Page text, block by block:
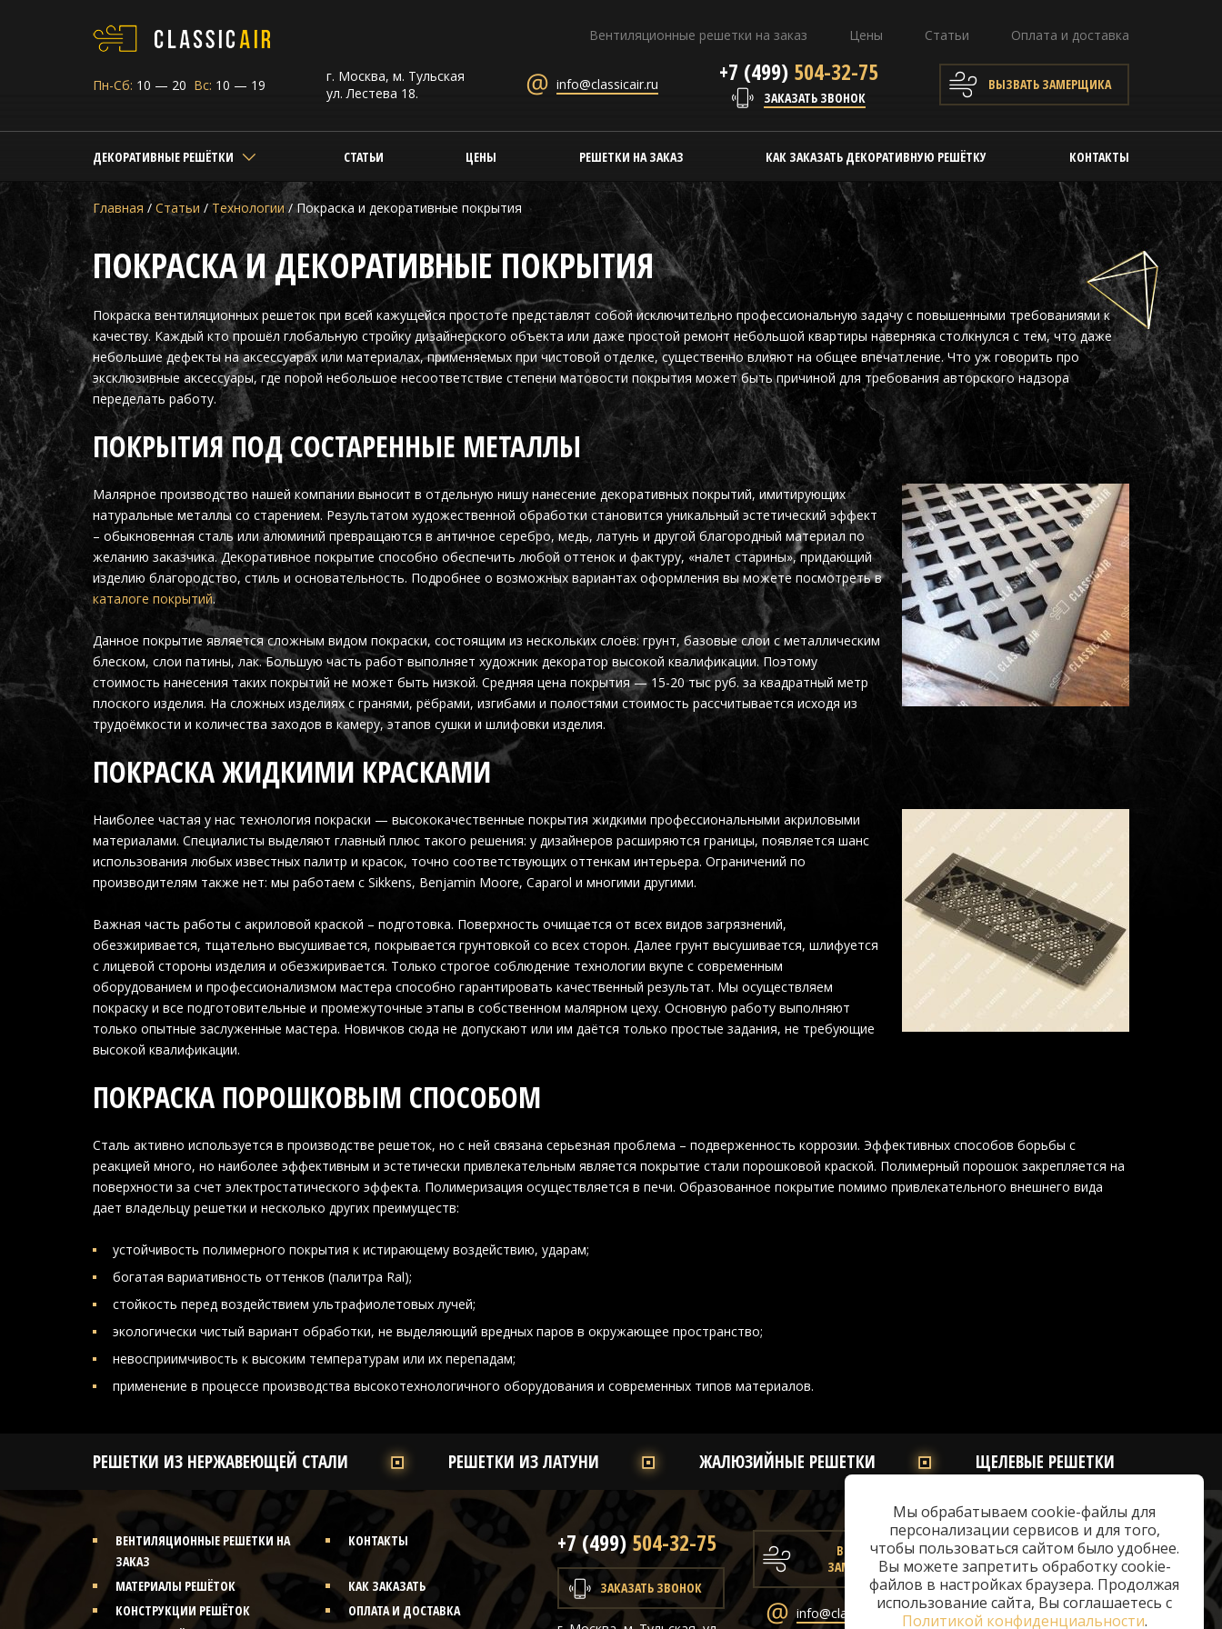
Мы обрабатываем cookie-файлы для
персонализации сервисов и для того,
чтобы пользоваться сайтом было удобнее.
Вы можете запретить обработку cookie-
файлов в настройках браузера. Продолжая
использование сайта, Вы соглашаетесь с
Политикой конфиденциальности.
Вентиляционные решетки на заказ Цены Статьи Оплата и доставка
Пн-Сб: 10 — 20 Вс: 10 — 19
г. Москва, м. Тульская
ул. Лестева 18.
info@classicair.ru +7 (499)504-32-75
ЗАКАЗАТЬ ЗВОНОК
ВЫЗВАТЬ ЗАМЕРЩИКА
ДЕКОРАТИВНЫЕ РЕШЁТКИ СТАТЬИ ЦЕНЫ РЕШЕТКИ НА ЗАКАЗ КАК ЗАКАЗАТЬ ДЕКОРАТИВНУЮ РЕШЁТКУ КОНТАКТЫ
Главная / Статьи /Технологии/Покраска и декоративные покрытия
ПОКРАСКА И ДЕКОРАТИВНЫЕ ПОКРЫТИЯ
Покраска вентиляционных решеток при всей кажущейся простоте представлят собой исключительно профессиональную задачу с повышенными требованиями к
качеству. Каждый кто прошёл глобальную стройку дизайнерского объекта или даже простой ремонт небольшой квартиры наверняка столкнулся с тем, что даже
небольшие дефекты на аксессуарах или материалах, применяемых при чистовой отделке, существенно влияют на общее впечатление. Что уж говорить про
эксклюзивные аксессуары, где порой небольшое несоответствие степени матовости покрытия может быть причиной для требования авторского надзора
переделать работу.
ПОКРЫТИЯ ПОД СОСТАРЕННЫЕ МЕТАЛЛЫ
Малярное производство нашей компании выносит в отдельную нишу нанесение декоративных покрытий, имитирующих
натуральные металлы со старением. Результатом художественной обработки становится уникальный эстетический эффект
– обыкновенная сталь или алюминий превращаются в античное серебро, медь, латунь и другой благородный материал по
желанию заказчика. Декоративное покрытие способно обеспечить любой оттенок и фактуру, «налет старины», придающий
изделию благородство, стиль и основательность. Подробнее о возможных вариантах оформления вы можете посмотреть в
каталоге покрытий.
Данное покрытие является сложным видом покраски, состоящим из нескольких слоёв: грунт, базовые слои с металлическим
блеском, слои патины, лак. Большую часть работ выполняет художник декоратор высокой квалификации. Поэтому
стоимость нанесения таких покрытий не может быть низкой. Средняя цена покрытия — 15-20 тыс руб. за квадратный метр
плоского изделия. На сложных изделиях с гранями, рёбрами, изгибами и полостями стоимость рассчитывается исходя из
трудоёмкости и количества заходов в камеру, этапов сушки и шлифовки изделия.
ПОКРАСКА ЖИДКИМИ КРАСКАМИ
Наиболее частая у нас технология покраски — высококачественные покрытия жидкими профессиональными акриловыми
материалами. Специалисты выделяют главный плюс такого решения: у дизайнеров расширяются границы, появляется шанс
использования любых известных палитр и красок, точно соответствующих оттенкам интерьера. Ограничений по
производителям также нет: мы работаем с Sikkens, Benjamin Moore, Caparol и многими другими.
Важная часть работы с акриловой краской – подготовка. Поверхность очищается от всех видов загрязнений,
обезжиривается, тщательно высушивается, покрывается грунтовкой со всех сторон. Далее грунт высушивается, шлифуется
с лицевой стороны изделия и обезжиривается. Только строгое соблюдение технологии вкупе с современным
оборудованием и профессионализмом мастера способно гарантировать качественный результат. Мы осуществляем
покраску и все подготовительные и промежуточные этапы в собственном малярном цеху. Основную работу выполняют
только опытные заслуженные мастера. Новичков сюда не допускают или им даётся только простые задания, не требующие
высокой квалификации.
ПОКРАСКА ПОРОШКОВЫМ СПОСОБОМ
Сталь активно используется в производстве решеток, но с ней связана серьезная проблема – подверженность коррозии. Эффективных способов борьбы с
реакцией много, но наиболее эффективным и эстетически привлекательным является покрытие стали порошковой краской. Полимерный порошок закрепляется на
поверхности за счет электростатического эффекта. Полимеризация осуществляется в печи. Образованное покрытие помимо привлекательного внешнего вида
дает владельцу решетки и несколько других преимуществ:
устойчивость полимерного покрытия к истирающему воздействию, ударам;
богатая вариативность оттенков (палитра Ral);
стойкость перед воздействием ультрафиолетовых лучей;
экологически чистый вариант обработки, не выделяющий вредных паров в окружающее пространство;
невосприимчивость к высоким температурам или их перепадам;
применение в процессе производства высокотехнологичного оборудования и современных типов материалов.
РЕШЕТКИ ИЗ НЕРЖАВЕЮЩЕЙ СТАЛИ РЕШЕТКИ ИЗ ЛАТУНИ ЖАЛЮЗИЙНЫЕ РЕШЕТКИ ЩЕЛЕВЫЕ РЕШЕТКИ
ВЕНТИЛЯЦИОННЫЕ РЕШЕТКИ НА
ЗАКАЗ
КОНТАКТЫ
МАТЕРИАЛЫ РЕШЁТОК
КАК ЗАКАЗАТЬ
КОНСТРУКЦИИ РЕШЁТОК
ОПЛАТА И ДОСТАВКА
+7 (499)504-32-75
ЗАКАЗАТЬ ЗВОНОК
ВЫЗВАТЬ
ЗАМЕРЩИКА
info@classicair.ru
© 2026 «ClassicAir»